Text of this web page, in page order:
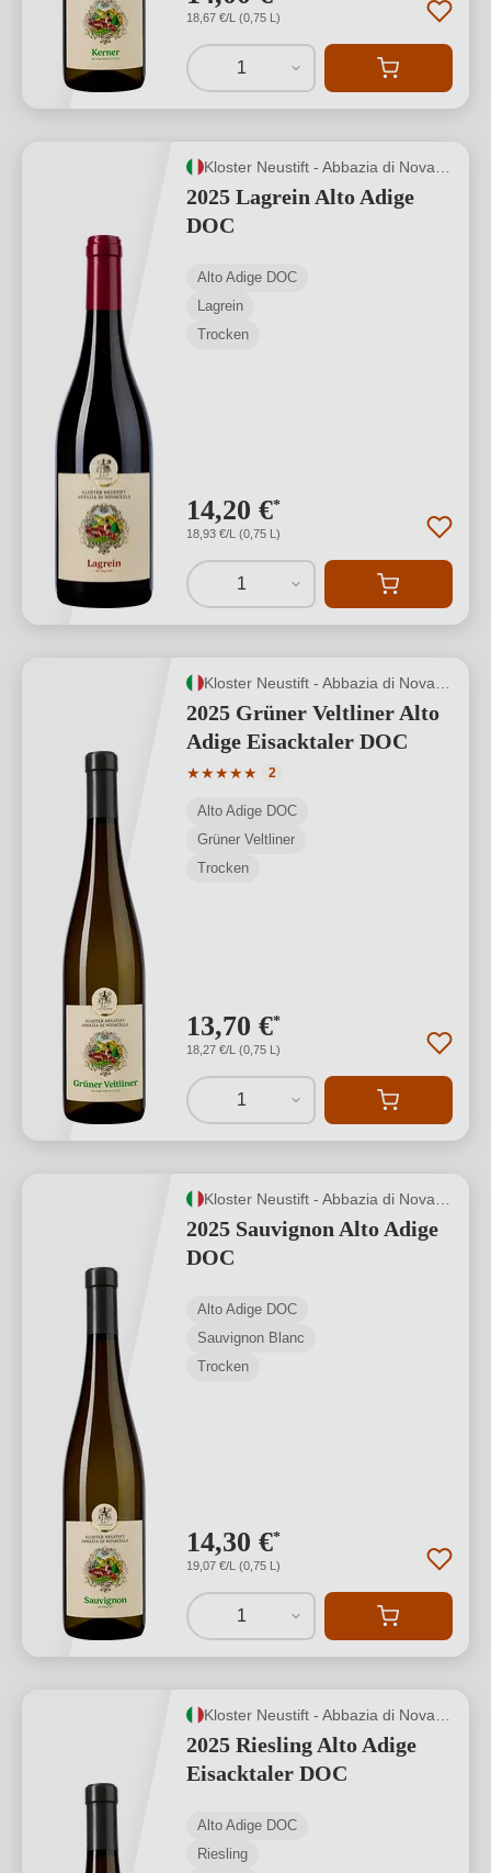
18,67 €/L (0,75 L)
1
2025 Lagrein Alto Adige
DOC
Alto Adige DOC
Lagrein
Trocken
14,20 €*
18,93 €/L (0,75 L)
1
2025 Grüner Veltliner Alto
Adige Eisacktaler DOC
★★★★★
Durchschnittliche Bewertung von 5
2
Alto Adige DOC
Grüner Veltliner
Trocken
13,70 €*
18,27 €/L (0,75 L)
1
2025 Sauvignon Alto Adige
DOC
Alto Adige DOC
Sauvignon Blanc
Trocken
14,30 €*
19,07 €/L (0,75 L)
1
2025 Riesling Alto Adige
Eisacktaler DOC
Alto Adige DOC
Riesling